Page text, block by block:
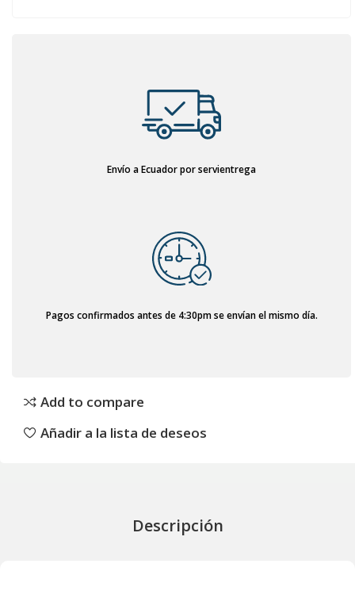
Envío a Ecuador por servientrega
Pagos confirmados antes de 4:30pm se envían el mismo día.
Add to compare
Añadir a la lista de deseos
Descripción